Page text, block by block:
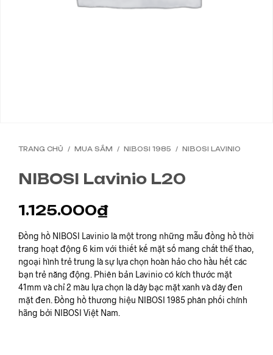
TRANG CHỦ / MUA SẮM / NIBOSI 1985 / NIBOSI LAVINIO
NIBOSI Lavinio L20
1.125.000₫
Đồng hồ NIBOSI Lavinio là một trong những mẫu đồng hồ thời
trang hoạt động 6 kim với thiết kế mặt số mang chất thể thao,
ngoại hình trẻ trung là sự lựa chọn hoàn hảo cho hầu hết các
bạn trẻ năng động. Phiên bản Lavinio có kích thước mặt
41mm và chỉ 2 màu lựa chọn là dây bạc mặt xanh và dây đen
mặt đen. Đồng hồ thương hiệu NIBOSI 1985 phân phối chính
hãng bởi NIBOSI Việt Nam.